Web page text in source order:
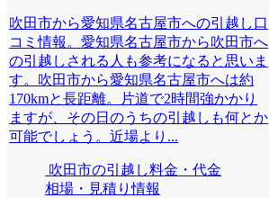
吹田市から愛知県名古屋市への引越し口
コミ情報。愛知県名古屋市から吹田市へ
の引越しされる人も参考になると思いま
す。吹田市から愛知県名古屋市へは約
170kmと長距離。片道で2時間強かかり
ますが、その日のうちの引越しも何とか
可能でしょう。近場より...
吹田市の引越し料金・代金
相場・見積り情報